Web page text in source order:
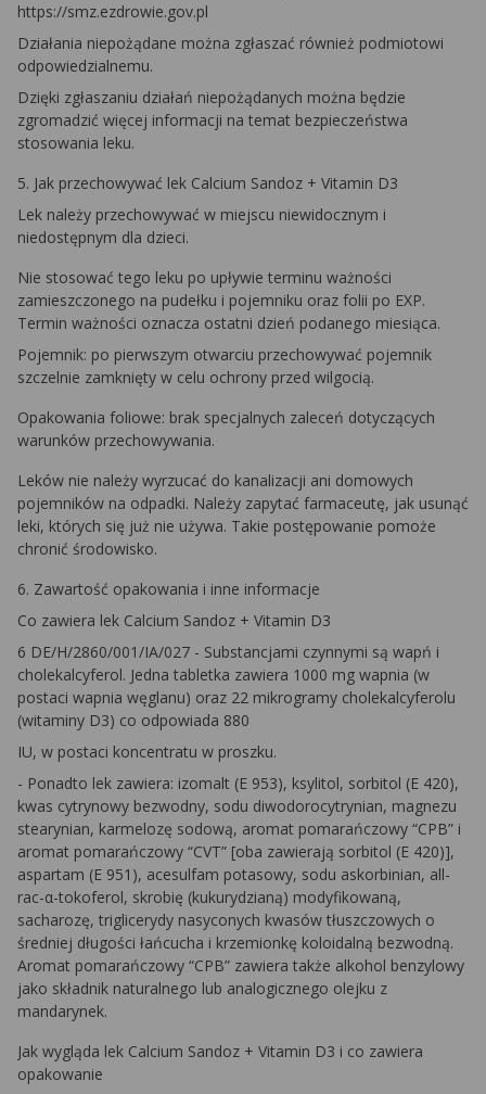
https://smz.ezdrowie.gov.pl
Działania niepożądane można zgłaszać również podmiotowi
odpowiedzialnemu.
Dzięki zgłaszaniu działań niepożądanych można będzie
zgromadzić więcej informacji na temat bezpieczeństwa
stosowania leku.
5. Jak przechowywać lek Calcium Sandoz + Vitamin D3
Lek należy przechowywać w miejscu niewidocznym i
niedostępnym dla dzieci.
Nie stosować tego leku po upływie terminu ważności
zamieszczonego na pudełku i pojemniku oraz folii po EXP.
Termin ważności oznacza ostatni dzień podanego miesiąca.
Pojemnik: po pierwszym otwarciu przechowywać pojemnik
szczelnie zamknięty w celu ochrony przed wilgocią.
Opakowania foliowe: brak specjalnych zaleceń dotyczących
warunków przechowywania.
Leków nie należy wyrzucać do kanalizacji ani domowych
pojemników na odpadki. Należy zapytać farmaceutę, jak usunąć
leki, których się już nie używa. Takie postępowanie pomoże
chronić środowisko.
6. Zawartość opakowania i inne informacje
Co zawiera lek Calcium Sandoz + Vitamin D3
6 DE/H/2860/001/IA/027 - Substancjami czynnymi są wapń i
cholekalcyferol. Jedna tabletka zawiera 1000 mg wapnia (w
postaci wapnia węglanu) oraz 22 mikrogramy cholekalcyferolu
(witaminy D3) co odpowiada 880
IU, w postaci koncentratu w proszku.
- Ponadto lek zawiera: izomalt (E 953), ksylitol, sorbitol (E 420),
kwas cytrynowy bezwodny, sodu diwodorocytrynian, magnezu
stearynian, karmelozę sodową, aromat pomarańczowy “CPB” i
aromat pomarańczowy “CVT” [oba zawierają sorbitol (E 420)],
aspartam (E 951), acesulfam potasowy, sodu askorbinian, all-
rac-α-tokoferol, skrobię (kukurydzianą) modyfikowaną,
sacharozę, triglicerydy nasyconych kwasów tłuszczowych o
średniej długości łańcucha i krzemionkę koloidalną bezwodną.
Aromat pomarańczowy “CPB” zawiera także alkohol benzylowy
jako składnik naturalnego lub analogicznego olejku z
mandarynek.
Jak wygląda lek Calcium Sandoz + Vitamin D3 i co zawiera
opakowanie